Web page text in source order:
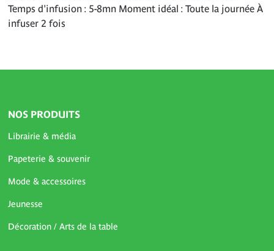
Temps d'infusion : 5-8mn Moment idéal : Toute la journée À
infuser 2 fois
NOS PRODUITS
Librairie & média
Papeterie & souvenir
Mode & accessoires
Jeunesse
Décoration / Arts de la table